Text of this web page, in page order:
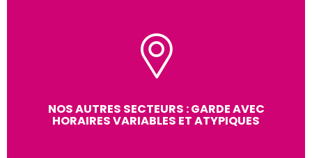
NOS AUTRES SECTEURS : GARDE AVEC
HORAIRES VARIABLES ET ATYPIQUES